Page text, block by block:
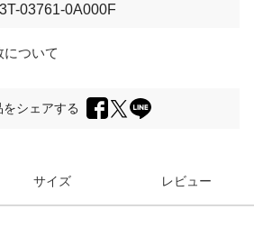
03761-0A000F
について
をシェアする
サイズ レビュー